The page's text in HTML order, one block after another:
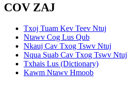
COV ZAJ
Txoj Tuam Kev Teev Ntuj
Ntawv Cog Lus Qub
Nkauj Cav Txog Tswv Ntuj
Nqua Suab Cav Txog Tswv Ntuj
Txhais Lus (Dictionary)
Kawm Ntawv Hmoob